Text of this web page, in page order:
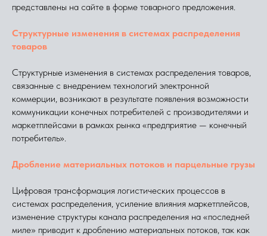
представлены на сайте в форме товарного предложения.
Структурные изменения в системах распределения
товаров
Структурные изменения в системах распределения товаров,
связанные с внедрением технологий электронной
коммерции, возникают в результате появления возможности
коммуникации конечных потребителей с производителями и
маркетплейсами в рамках рынка «предприятие — конечный
потребитель».
Дробление материальных потоков и парцельные грузы
Цифровая трансформация логистических процессов в
системах распределения, усиление влияния маркетплейсов,
изменение структуры канала распределения на «последней
миле» приводит к дроблению материальных потоков, так как